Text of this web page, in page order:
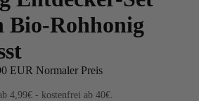
Bio-Rohhonig
EUR Normaler Preis
4,99€ - kostenfrei ab 40€.